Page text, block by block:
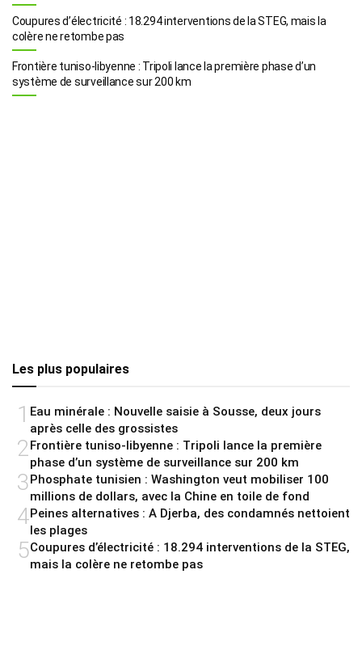
Coupures d’électricité : 18.294 interventions de la STEG, mais la
colère ne retombe pas
Frontière tuniso-libyenne : Tripoli lance la première phase d’un
système de surveillance sur 200 km
Les plus populaires
1 Eau minérale : Nouvelle saisie à Sousse, deux jours
après celle des grossistes
2Frontière tuniso-libyenne : Tripoli lance la première
phase d’un système de surveillance sur 200 km
3Phosphate tunisien : Washington veut mobiliser 100
millions de dollars, avec la Chine en toile de fond
4Peines alternatives : A Djerba, des condamnés nettoient
les plages
5Coupures d’électricité : 18.294 interventions de la STEG,
mais la colère ne retombe pas